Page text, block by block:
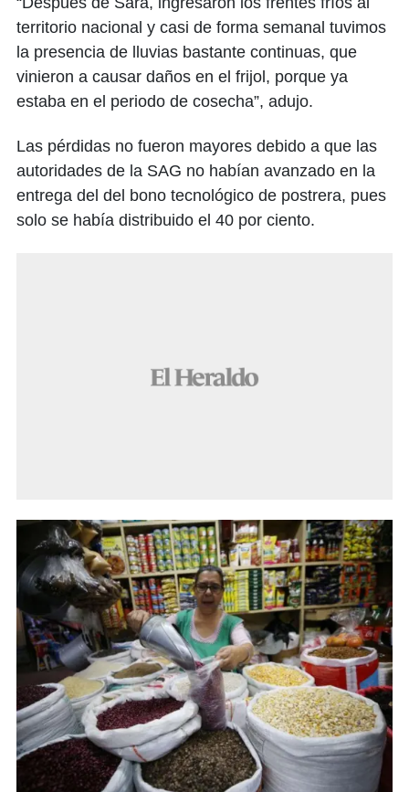
territorio nacional y casi de forma semanal tuvimos
la presencia de lluvias bastante continuas, que
vinieron a causar daños en el frijol, porque ya
estaba en el periodo de cosecha”, adujo.
Las pérdidas no fueron mayores debido a que las
autoridades de la SAG no habían avanzado en la
entrega del del bono tecnológico de postrera, pues
solo se había distribuido el 40 por ciento.